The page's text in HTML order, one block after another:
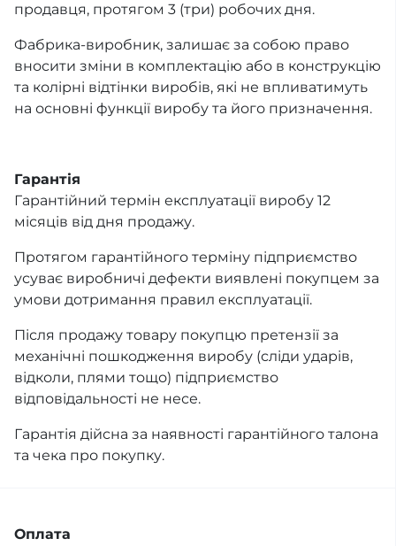
продавця, протягом 3 (три) робочих дня.
Фабрика-виробник, залишає за собою право
вносити зміни в комплектацію або в конструкцію
та колірні відтінки виробів, які не впливатимуть
на основні функції виробу та його призначення.
Гарантія
Гарантійний термін експлуатації виробу 12
місяців від дня продажу.
Протягом гарантійного терміну підприємство
усуває виробничі дефекти виявлені покупцем за
умови дотримання правил експлуатації.
Після продажу товару покупцю претензії за
механічні пошкодження виробу (сліди ударів,
відколи, плями тощо) підприємство
відповідальності не несе.
Гарантія дійсна за наявності гарантійного талона
та чека про покупку.
Оплата